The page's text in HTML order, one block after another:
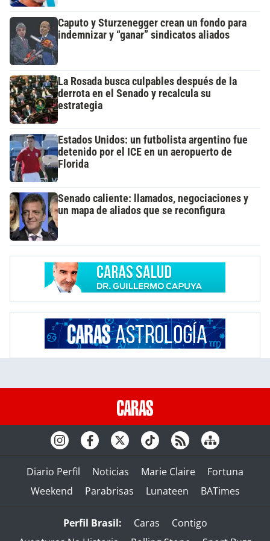
Caputo y Sturzenegger crean un fondo para
indemnizar y “ganar” sindicatos aliados
La Rosada busca culpables después de la
derrota en el Senado y recalcula su
estrategia
Estados Unidos: un futbolista argentino fue
detenido por el ICE en un aeropuerto de
Florida
Senado caliente: llamados, negociaciones y
un mapa de aliados que se reconfigura
Diario Perfil Noticias Marie Claire
Fortuna
Weekend
Parabrisas Lunateen BATimes
Perfil Brasil: Caras
Contigo